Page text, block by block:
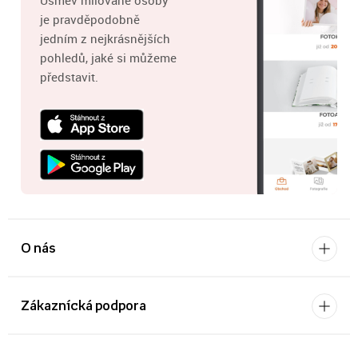
je pravděpodobně
jedním z nejkrásnějších
pohledů, jaké si můžeme
představit.
O nás
Zákaznícká podpora